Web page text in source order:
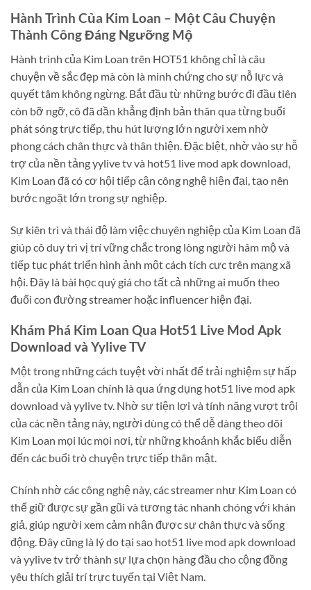
Hành Trình Của Kim Loan – Một Câu Chuyện
Thành Công Đáng Ngưỡng Mộ
Hành trình của Kim Loan trên HOT51 không chỉ là câu
chuyện về sắc đẹp mà còn là minh chứng cho sự nỗ lực và
quyết tâm không ngừng. Bắt đầu từ những bước đi đầu tiên
còn bỡ ngỡ, cô đã dần khẳng định bản thân qua từng buổi
phát sóng trực tiếp, thu hút lượng lớn người xem nhờ
phong cách chân thực và thân thiện. Đặc biệt, nhờ vào sự hỗ
trợ của nền tảng yylive tv và hot51 live mod apk download,
Kim Loan đã có cơ hội tiếp cận công nghệ hiện đại, tạo nên
bước ngoặt lớn trong sự nghiệp.
Sự kiên trì và thái độ làm việc chuyên nghiệp của Kim Loan đã
giúp cô duy trì vị trí vững chắc trong lòng người hâm mộ và
tiếp tục phát triển hình ảnh một cách tích cực trên mạng xã
hội. Đây là bài học quý giá cho tất cả những ai muốn theo
đuổi con đường streamer hoặc influencer hiện đại.
Khám Phá Kim Loan Qua Hot51 Live Mod Apk
Download và Yylive TV
Một trong những cách tuyệt vời nhất để trải nghiệm sự hấp
dẫn của Kim Loan chính là qua ứng dụng hot51 live mod apk
download và yylive tv. Nhờ sự tiện lợi và tính năng vượt trội
của các nền tảng này, người dùng có thể dễ dàng theo dõi
Kim Loan mọi lúc mọi nơi, từ những khoảnh khắc biểu diễn
đến các buổi trò chuyện trực tiếp thân mật.
Chính nhờ các công nghệ này, các streamer như Kim Loan có
thể giữ được sự gần gũi và tương tác nhanh chóng với khán
giả, giúp người xem cảm nhận được sự chân thực và sống
động. Đây cũng là lý do tại sao hot51 live mod apk download
và yylive tv trở thành sự lựa chọn hàng đầu cho cộng đồng
yêu thích giải trí trực tuyến tại Việt Nam.